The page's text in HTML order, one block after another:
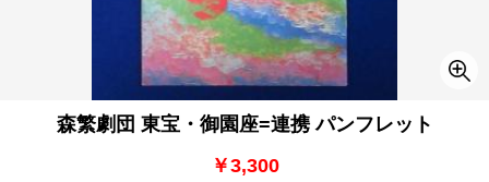
森繁劇団 東宝・御園座=連携 パンフレット
￥3,300